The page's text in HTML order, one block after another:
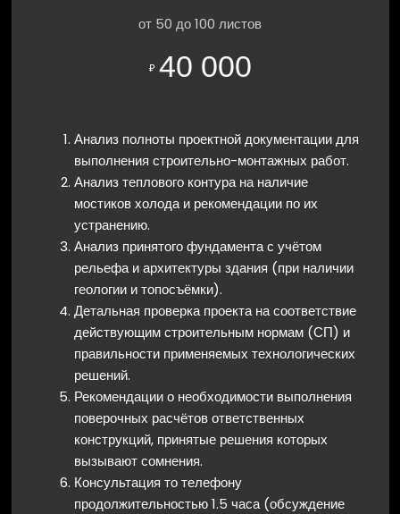
от 50 до 100 листов
₽ 40 000
Анализ полноты проектной документации для
выполнения строительно-монтажных работ.
Анализ теплового контура на наличие
мостиков холода и рекомендации по их
устранению.
Анализ принятого фундамента с учётом
рельефа и архитектуры здания (при наличии
геологии и топосъёмки).
Детальная проверка проекта на соответствие
действующим строительным нормам (СП) и
правильности применяемых технологических
решений.
Рекомендации о необходимости выполнения
поверочных расчётов ответственных
конструкций, принятые решения которых
вызывают сомнения.
Консультация то телефону
продолжительностью 1.5 часа (обсуждение